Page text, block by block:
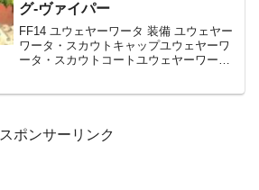
グ-ヴァイパー
FF14 ユウェヤーワータ 装備 ユウェヤー
ワータ・スカウトキャップユウェヤーワ
ータ・スカウトコートユウェヤーワー
スポンサーリンク